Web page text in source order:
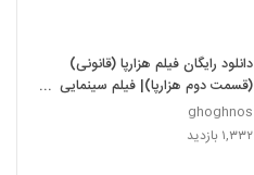
دانلود رایگان فیلم هزارپا (قانونی)
(قسمت دوم هزارپا)| فیلم سینمایی
هزارپا
ghoghnos
۱,۳۳۲ بازدید